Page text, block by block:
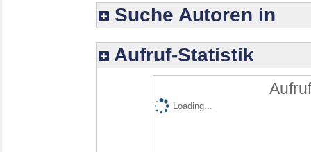
Suche Autoren in
Aufruf-Statistik
Loading...